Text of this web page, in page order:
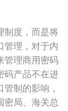
制度，而是将
管理，对于内
管理商用密码
码产品不在进
制的影响，
密局、海关总